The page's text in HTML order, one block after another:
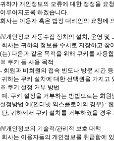
귀하가 개인정보의 오류에 대한 정정을 요
이루어지도록 하겠습니다.
회사는 이용자 혹은 법정 대리인의 요청에
##개인정보 자동수집 장치의 설치, 운영 및
회사는 귀하의 정보를 수시로 저장하고 찾
(는) 다음과 같은 목적을 위해 쿠키를 사용
※ 쿠키 등 사용 목적
- 회원과 비회원의 접속 빈도나 방문 시간
귀하는 쿠키 설치에 대한 선택권을 가지고
※ 쿠키 설정 거부 방법
예: 쿠키 설정을 거부하는 방법으로는 회
설정방법 예(인터넷 익스플로어의 경우) :
단, 귀하께서 쿠키 설치를 거부하였을 경
##개인정보의 기술적/관리적 보호 대책
회사는 이용자들의 개인정보를 취급함에